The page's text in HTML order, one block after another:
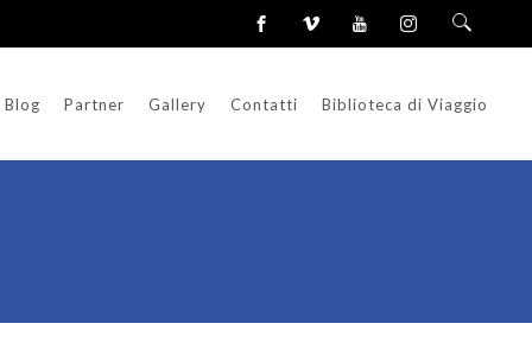
Blog Partner Gallery Contatti Biblioteca di Viaggio